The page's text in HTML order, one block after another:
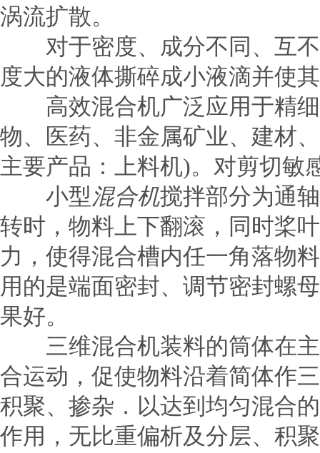
涡流扩散。
对于密度、成分不同、互不
度大的液体撕碎成小液滴并使
高效混合机广泛应用于精
物、医药、非金属矿业、建材
主要产品：上料机)。对剪切敏
小型混合机搅拌部分为通
转时，物料上下翻滚，同时桨
力，使得混合槽内任一角落物
用的是端面密封、调节密封螺
果好。
三维混合机装料的筒体在主
合运动，促使物料沿着简体作
积聚、掺杂．以达到均匀混合
作用，无比重偏析及分层、积